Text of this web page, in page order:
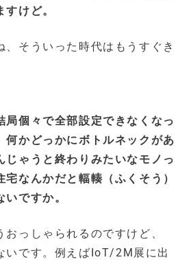
けど。
、そういった時代はもうすぐき
局個々で全部設定できなくなっ
何かどっかにボトルネックがあ
じゃうと終わりみたいなモノっ
なんかだと輻輳（ふくそう）
ですか。
おっしゃられるのですけど、
いです。例えばIoT/2M展に出